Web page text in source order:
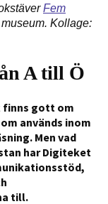
Fem
Kollage:
A till Ö
finns gott om
används inom
Men vad
har Digiteket
till.